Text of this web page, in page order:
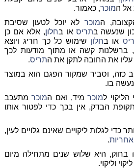
אל המוכר, כאמור.
המוכר לא יוכל לטעון שסיבת
שנעשה בתריס או בחלון, אלא אם כן
או בחלון שימוש כל כך חריג ויוצא
ברשלנות קשה או מתוך מודעות לכך
עליו את החובה לתקן את התריס.
כזה, וסביר שמקור הפגם הוא במוצר
בו.
הליקוי למוכרמיד, ואם המוכרמתעכב
הבדק, אין בכך כדי לפטור אותו
כדי לגלות ליקויים שאינם גלויים לעין,
אחריות.
בחוק, היא שלוש שנים מתחילה מיום
וליקוי.